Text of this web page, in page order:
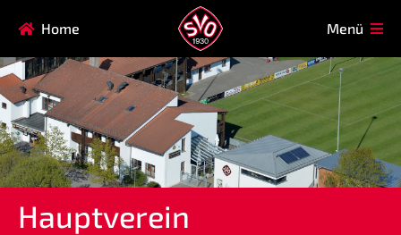
Home Menü
Hauptverein
Navigation
überspringen
HAUPTVEREIN
MITGLIEDSCHAFT
FAQ
Navigation
überspringen
AIKIDO
EISSTOCK
FITNESSKURSE
FUSSBALL
GARDE
GESUNDHEITSSPORT
KINDERTURNEN